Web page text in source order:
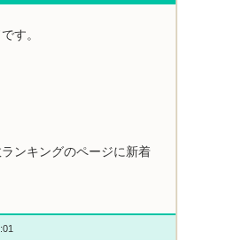
す。
ンキングのページに新着